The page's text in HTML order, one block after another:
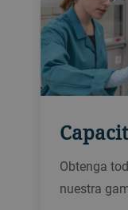
Obtenga
nuestra